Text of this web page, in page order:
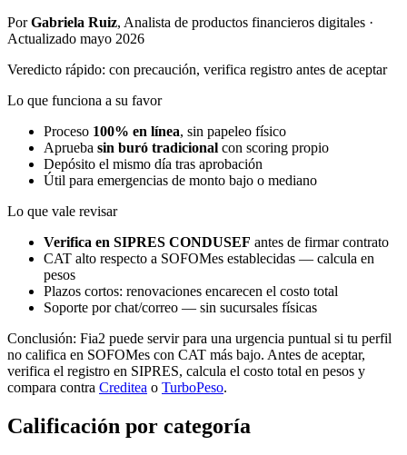
PorGabriela Ruiz, Analista de productos financieros digitales ·
Actualizado mayo 2026
Veredicto rápido: con precaución, verifica registro antes de aceptar
Lo que funciona a su favor
Proceso 100% en línea, sin papeleo físico
Aprueba sin buró tradicional con scoring propio
Depósito el mismo día tras aprobación
Útil para emergencias de monto bajo o mediano
Lo que vale revisar
Verifica en SIPRES CONDUSEF antes de firmar contrato
CAT alto respecto a SOFOMes establecidas — calcula en
pesos
Plazos cortos: renovaciones encarecen el costo total
Soporte por chat/correo — sin sucursales físicas
Conclusión: Fia2 puede servir para una urgencia puntual si tu perfil
no califica en SOFOMes con CAT más bajo. Antes de aceptar,
verifica el registro en SIPRES, calcula el costo total en pesos y
compara contra Creditea o TurboPeso.
Calificación por categoría